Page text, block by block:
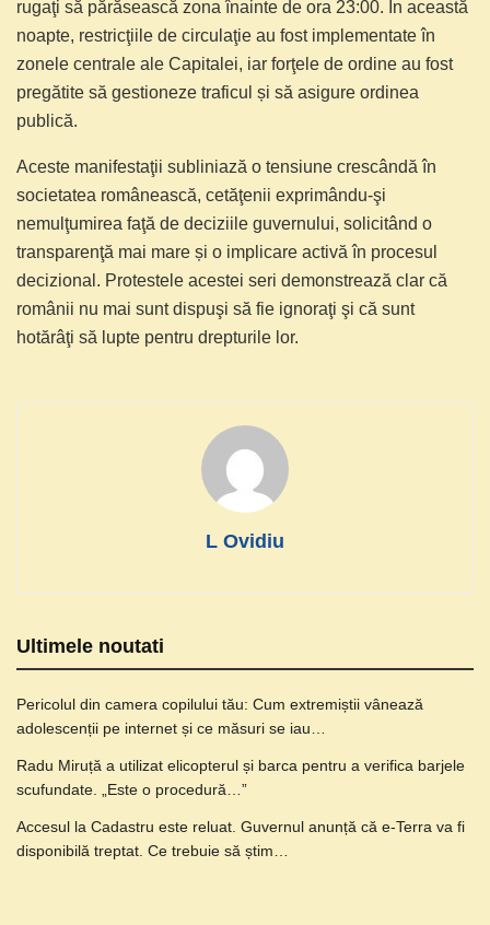
rugaţi să părăsească zona înainte de ora 23:00. În această
noapte, restricţiile de circulaţie au fost implementate în
zonele centrale ale Capitalei, iar forţele de ordine au fost
pregătite să gestioneze traficul și să asigure ordinea
publică.
Aceste manifestaţii subliniază o tensiune crescândă în
societatea românească, cetăţenii exprimându-şi
nemulţumirea faţă de deciziile guvernului, solicitând o
transparenţă mai mare și o implicare activă în procesul
decizional. Protestele acestei seri demonstrează clar că
românii nu mai sunt dispuşi să fie ignoraţi şi că sunt
hotărâţi să lupte pentru drepturile lor.
L Ovidiu
Ultimele noutati
Pericolul din camera copilului tău: Cum extremiștii vânează
adolescenții pe internet și ce măsuri se iau…
Radu Miruță a utilizat elicopterul și barca pentru a verifica barjele
scufundate. „Este o procedură…”
Accesul la Cadastru este reluat. Guvernul anunță că e-Terra va fi
disponibilă treptat. Ce trebuie să știm…